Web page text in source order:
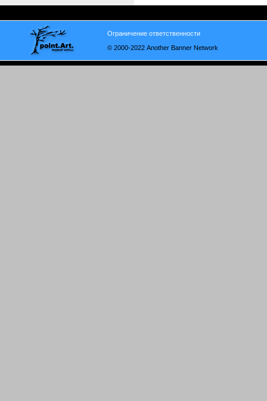
Ограничение ответственности
© 2000-2022 Another Banner Network